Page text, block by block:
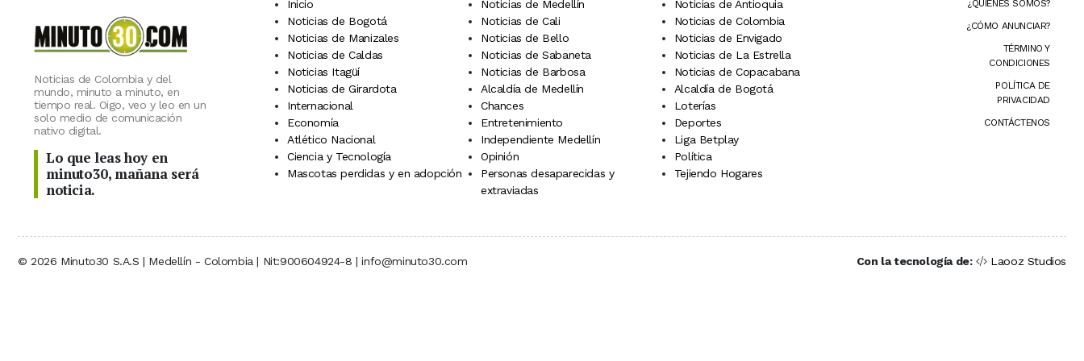
Noticias de Colombia y del
mundo, minuto a minuto, en
tiempo real. Oigo, veo y leo en un
solo medio de comunicación
nativo digital.
Lo que leas hoy en
minuto30, mañana será
noticia.
Inicio Noticias de Medellín
Noticias de Antioquia
Noticias de Bogotá
Noticias de Cali
Noticias de Colombia
Noticias de Manizales
Noticias de Bello
Noticias de Envigado
Noticias de Caldas
Noticias de Sabaneta
Noticias de La Estrella
Noticias Itagüí
Noticias de Barbosa
Noticias de Copacabana
Noticias de Girardota
Alcaldía de Medellín
Alcaldía de Bogotá
Internacional
Chances
Loterías
Economía
Entretenimiento
Deportes
Atlético Nacional
Independiente Medellín
Liga Betplay
Ciencia y Tecnología
Opinión
Política
Mascotas perdidas y en adopción
Personas desaparecidas y
extraviadas
Tejiendo Hogares
¿QUIÉNES SOMOS?
¿CÓMO ANUNCIAR?
TÉRMINO Y
CONDICIONES
POLÍTICA DE
PRIVACIDAD
CONTÁCTENOS
© 2026 Minuto30 S.A.S | Medellín - Colombia | Nit:900604924-8 | info@minuto30.com Con la tecnología de: Laooz Studios